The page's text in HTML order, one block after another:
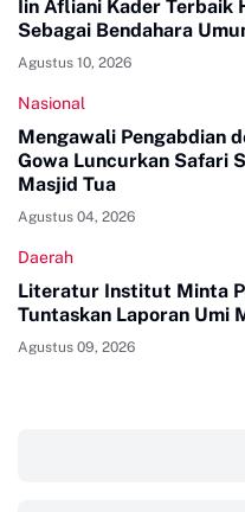
Iin Afliani Kader Terbaik
Sebagai Bendahara
Agustus 10, 2026
Nasional
Mengawali Pengabdian
Gowa Luncurkan Safari
Masjid Tua
Agustus 04, 2026
Daerah
Literatur Institut Minta
Tuntaskan Laporan Umi
Agustus 09, 2026